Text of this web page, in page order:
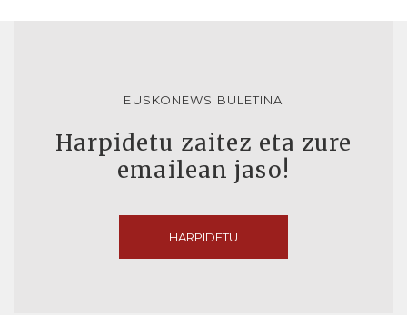
EUSKONEWS BULETINA
Harpidetu zaitez eta zure
emailean jaso!
HARPIDETU